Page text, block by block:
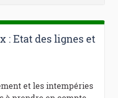
: Etat des lignes et
et les intempéries